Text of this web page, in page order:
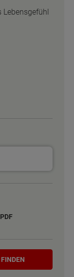
10 m x 7 m
Lebensgefühl